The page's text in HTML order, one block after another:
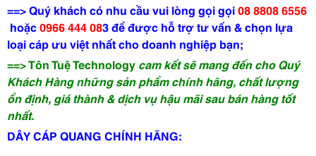
==> Quý khách có nhu cầu vui lòng gọigọi08 8808 6556
hoặc0966 444 083để được hỗ trợ tư vấn & chọn lựa
loại cáp ưu việt nhất cho doanh nghiệp bạn;
==> Tôn Tuệ Technology cam kết sẽ mang đến cho Quý
Khách Hàng những sản phẩm chính hãng, chất lượng
ổn định, giá thành & dịch vụ hậu mãi sau bán hàng tốt
nhất.
DÂY CÁP QUANG CHÍNH HÃNG: